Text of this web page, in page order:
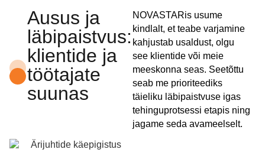
Ausus ja
läbipaistvus:
klientide ja
töötajate
suunas
NOVASTARis usume
kindlalt, et teabe varjamine
kahjustab usaldust, olgu
see klientide või meie
meeskonna seas. Seetõttu
seab me prioriteediks
täieliku läbipaistvuse igas
tehinguprotsessi etapis ning
jagame seda avameelselt.